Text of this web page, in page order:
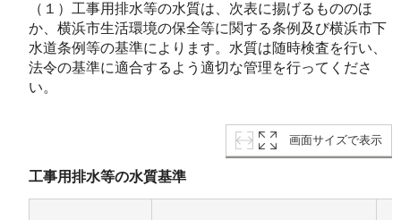
（１）工事用排水等の水質は、次表に揚げるもののほ
か、横浜市生活環境の保全等に関する条例及び横浜市下
水道条例等の基準によります。水質は随時検査を行い、
法令の基準に適合するよう適切な管理を行ってくださ
い。
画面サイズで表示
工事用排水等の水質基準